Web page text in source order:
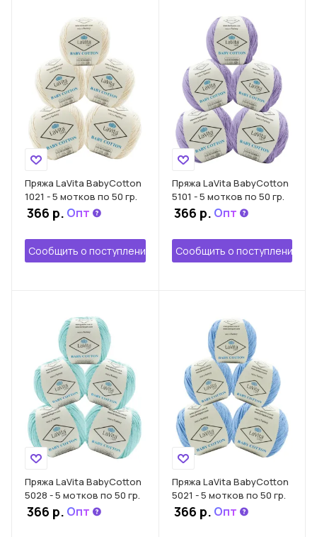
Пряжа LaVita BabyCotton
1021 - 5 мотков по 50 гр.
366 р. Опт
Сообщить о поступлении
Пряжа LaVita BabyCotton
5101 - 5 мотков по 50 гр.
366 р. Опт
Сообщить о поступлении
Пряжа LaVita BabyCotton
5028 - 5 мотков по 50 гр.
366 р. Опт
Пряжа LaVita BabyCotton
5021 - 5 мотков по 50 гр.
366 р. Опт